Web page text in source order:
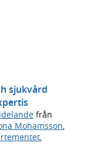
sjukvård
från
Mohamsson